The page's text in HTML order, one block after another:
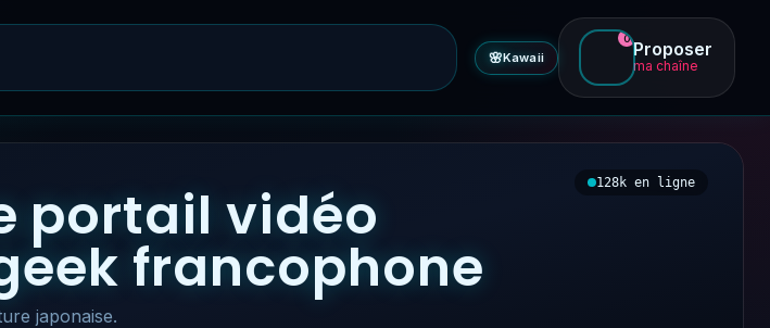
🌸Kawaii
0 Proposer
ma chaîne
portail vidéo
francophone
japonaise.
128k en ligne